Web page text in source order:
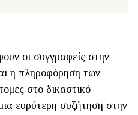
οι συγγραφείς στην
η πληροφόρηση των
στο δικαστικό
ευρύτερη συζήτηση στην